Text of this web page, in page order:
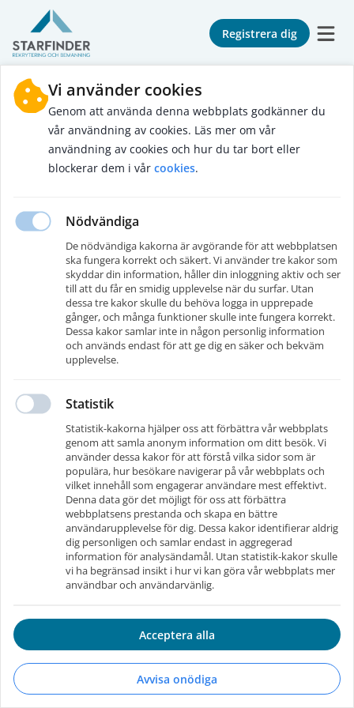
Registrera dig
1av 4
Glömt lösenord?
Ange din e-postadress så skickar vi en kod för att
återställa ditt lösenord .
*
Gå tillbaka Skicka kod
Drivs av RecMan- Användarvillkor
Vi använder cookies
Genom att använda denna webbplats godkänner du
vår användning av cookies. Läs mer om vår
användning av cookies och hur du tar bort eller
blockerar dem i vår cookies.
Nödvändiga
De nödvändiga kakorna är avgörande för att webbplatsen
ska fungera korrekt och säkert. Vi använder tre kakor som
skyddar din information, håller din inloggning aktiv och ser
till att du får en smidig upplevelse när du surfar. Utan
dessa tre kakor skulle du behöva logga in upprepade
gånger, och många funktioner skulle inte fungera korrekt.
Dessa kakor samlar inte in någon personlig information
och används endast för att ge dig en säker och bekväm
upplevelse.
Statistik
Statistik-kakorna hjälper oss att förbättra vår webbplats
genom att samla anonym information om ditt besök. Vi
använder dessa kakor för att förstå vilka sidor som är
populära, hur besökare navigerar på vår webbplats och
vilket innehåll som engagerar användare mest effektivt.
Denna data gör det möjligt för oss att förbättra
webbplatsens prestanda och skapa en bättre
användarupplevelse för dig. Dessa kakor identifierar aldrig
dig personligen och samlar endast in aggregerad
information för analysändamål. Utan statistik-kakor skulle
vi ha begränsad insikt i hur vi kan göra vår webbplats mer
användbar och användarvänlig.
Acceptera alla
Avvisa onödiga